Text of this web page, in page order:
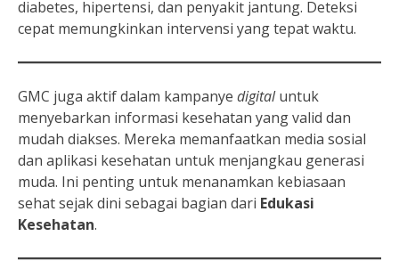
diabetes, hipertensi, dan penyakit jantung. Deteksi
cepat memungkinkan intervensi yang tepat waktu.
GMC juga aktif dalam kampanye digitaluntuk
menyebarkan informasi kesehatan yang valid dan
mudah diakses. Mereka memanfaatkan media sosial
dan aplikasi kesehatan untuk menjangkau generasi
muda. Ini penting untuk menanamkan kebiasaan
sehat sejak dini sebagai bagian dari Edukasi
Kesehatan.